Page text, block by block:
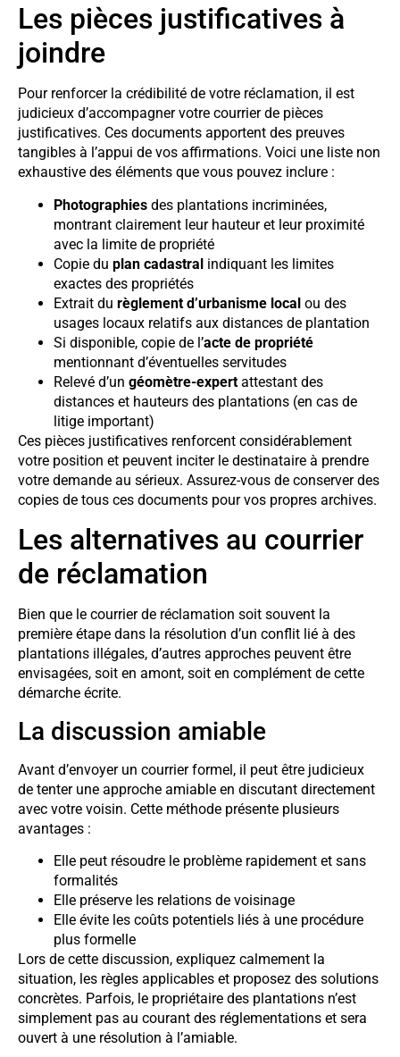
Les pièces justificatives à
joindre
Pour renforcer la crédibilité de votre réclamation, il est
judicieux d’accompagner votre courrier de pièces
justificatives. Ces documents apportent des preuves
tangibles à l’appui de vos affirmations. Voici une liste non
exhaustive des éléments que vous pouvez inclure :
Photographies des plantations incriminées,
montrant clairement leur hauteur et leur proximité
avec la limite de propriété
Copie du plan cadastral indiquant les limites
exactes des propriétés
Extrait du règlement d’urbanisme local ou des
usages locaux relatifs aux distances de plantation
Si disponible, copie de l’acte de propriété
mentionnant d’éventuelles servitudes
Relevé d’un géomètre-expert attestant des
distances et hauteurs des plantations (en cas de
litige important)
Ces pièces justificatives renforcent considérablement
votre position et peuvent inciter le destinataire à prendre
votre demande au sérieux. Assurez-vous de conserver des
copies de tous ces documents pour vos propres archives.
Les alternatives au courrier
de réclamation
Bien que le courrier de réclamation soit souvent la
première étape dans la résolution d’un conflit lié à des
plantations illégales, d’autres approches peuvent être
envisagées, soit en amont, soit en complément de cette
démarche écrite.
La discussion amiable
Avant d’envoyer un courrier formel, il peut être judicieux
de tenter une approche amiable en discutant directement
avec votre voisin. Cette méthode présente plusieurs
avantages :
Elle peut résoudre le problème rapidement et sans
formalités
Elle préserve les relations de voisinage
Elle évite les coûts potentiels liés à une procédure
plus formelle
Lors de cette discussion, expliquez calmement la
situation, les règles applicables et proposez des solutions
concrètes. Parfois, le propriétaire des plantations n’est
simplement pas au courant des réglementations et sera
ouvert à une résolution à l’amiable.